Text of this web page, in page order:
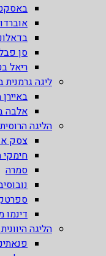
סן
ריאל
ליגה גרמנית
אלבה
הליגה
צסק
סמרה
ספרטק
הליגה